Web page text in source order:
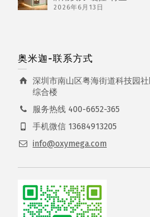
2026年6月13日
奥米迦-联系方式
深圳市南山区粤海街道科技园
综合楼
服务热线 400-6652-365
手机微信 13684913205
info@oxymega.com